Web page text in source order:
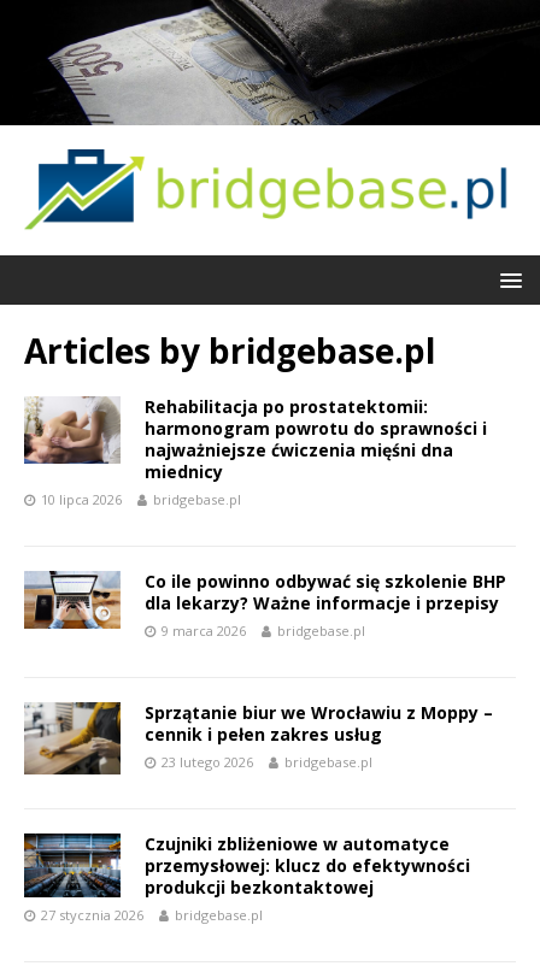
Articles by bridgebase.pl
Rehabilitacja po prostatektomii:
harmonogram powrotu do sprawności i
najważniejsze ćwiczenia mięśni dna
miednicy
10 lipca 2026 bridgebase.pl
Co ile powinno odbywać się szkolenie BHP
dla lekarzy? Ważne informacje i przepisy
9 marca 2026 bridgebase.pl
Sprzątanie biur we Wrocławiu z Moppy –
cennik i pełen zakres usług
23 lutego 2026 bridgebase.pl
Czujniki zbliżeniowe w automatyce
przemysłowej: klucz do efektywności
produkcji bezkontaktowej
27 stycznia 2026 bridgebase.pl